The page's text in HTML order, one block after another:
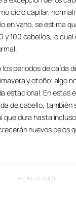
ciclo capilar,
en vano, se estima
y 100 cabellos, lo cual
los periodos de caída
y otoño; algo
estacional. En estas
de cabello, también
que dura hasta
nuevos pelos
PUBLICIDAD